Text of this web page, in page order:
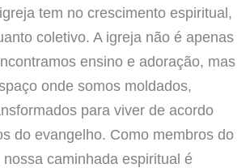
tem no crescimento espiritual,
coletivo. A igreja não é apenas
ensino e adoração, mas
onde somos moldados,
para viver de acordo
do evangelho. Como membros do
caminhada espiritual é